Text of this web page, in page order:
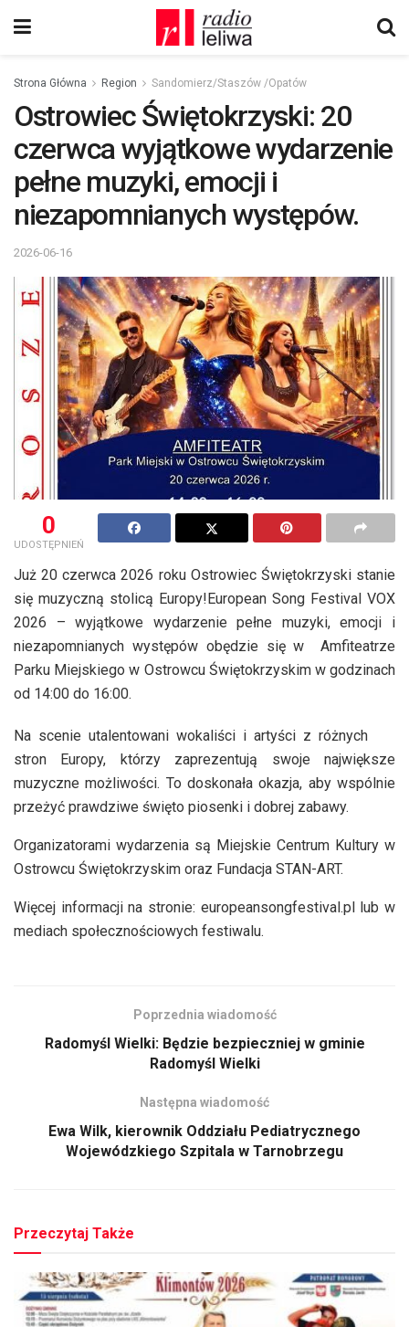
Strona Główna Region Sandomierz/Staszów /Opatów
Ostrowiec Świętokrzyski: 20
czerwca wyjątkowe wydarzenie
pełne muzyki, emocji i
niezapomnianych występów.
2026-06-16
0
UDOSTĘPNIEŃ
Już 20 czerwca 2026 roku Ostrowiec Świętokrzyski stanie
się muzyczną stolicą Europy!European Song Festival VOX
2026 – wyjątkowe wydarzenie pełne muzyki, emocji i
niezapomnianych występów obędzie się w Amfiteatrze
Parku Miejskiego w Ostrowcu Świętokrzyskim w godzinach
od 14:00 do 16:00.
Na scenie utalentowani wokaliści i artyści z różnych
stron Europy, którzy zaprezentują swoje największe
muzyczne możliwości. To doskonała okazja, aby wspólnie
przeżyć prawdziwe święto piosenki i dobrej zabawy.
Organizatorami wydarzenia są Miejskie Centrum Kultury w
Ostrowcu Świętokrzyskim oraz Fundacja STAN-ART.
Więcej informacji na stronie: europeansongfestival.pl lub w
mediach społecznościowych festiwalu.
Poprzednia wiadomość
Radomyśl Wielki: Będzie bezpieczniej w gminie
Radomyśl Wielki
Następna wiadomość
Ewa Wilk, kierownik Oddziału Pediatrycznego
Wojewódzkiego Szpitala w Tarnobrzegu
Przeczytaj Także